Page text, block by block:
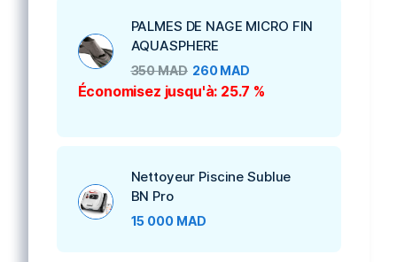
PALMES DE NAGE MICRO FIN
AQUASPHERE
350MAD 260MAD
Économisez jusqu'à: 25.7 %
Nettoyeur Piscine Sublue
BN Pro
15 000 MAD